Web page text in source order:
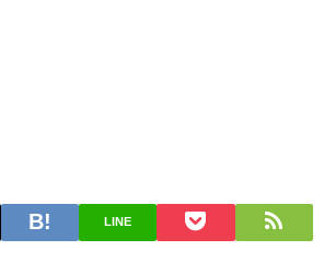
LINE